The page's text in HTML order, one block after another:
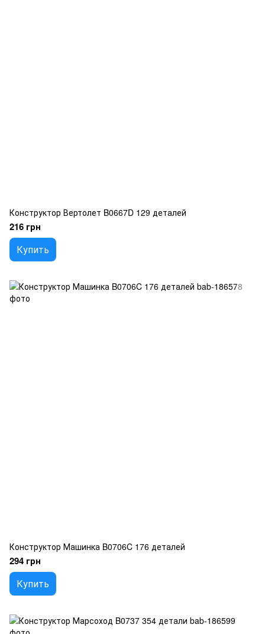
Конструктор Вертолет B0667D 129 деталей
216 грн
Купить
Конструктор Машинка B0706C 176 деталей
294 грн
Купить